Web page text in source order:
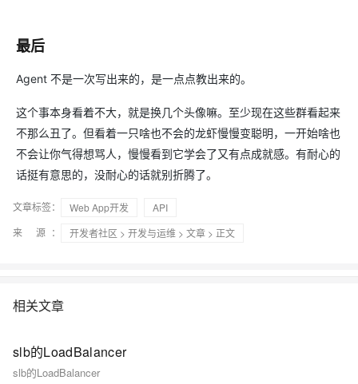
最后
Agent 不是一次写出来的，是一点点教出来的。
这个事本身看着不大，就是换几个头像嘛。至少现在这些群看起来
不那么丑了。但看着一只啥也不会的龙虾慢慢变聪明，一开始啥也
不会让你气得想骂人，慢慢看到它学会了又有点成就感。有耐心的
话挺有意思的，没耐心的话就别折腾了。
文章标签： Web App开发
API
来 源：
开发者社区 > 开发与运维 > 文章 > 正文
相关文章
slb的LoadBalancer
slb的LoadBalancer